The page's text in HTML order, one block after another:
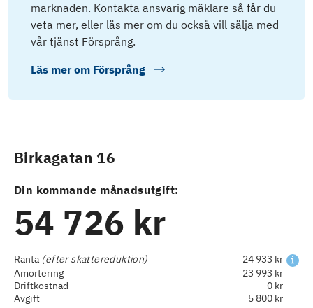
marknaden. Kontakta ansvarig mäklare så får du
veta mer, eller läs mer om du också vill sälja med
vår tjänst Försprång.
Läs mer om Försprång
Birkagatan 16
Din kommande månadsutgift:
54 726 kr
Ränta (efter skattereduktion)
24 933 kr
Amortering
23 993 kr
Driftkostnad
0 kr
Avgift
5 800 kr